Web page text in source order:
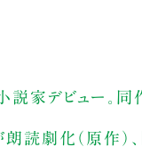
説家デビュー。
読劇化（原作）